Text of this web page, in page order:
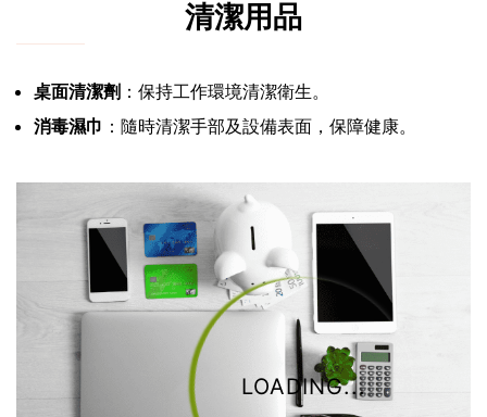
LOADING...
清潔用品
桌面清潔劑 ：保持工作環境清潔衛生。
消毒濕巾 ：隨時清潔手部及設備表面，保障健康。